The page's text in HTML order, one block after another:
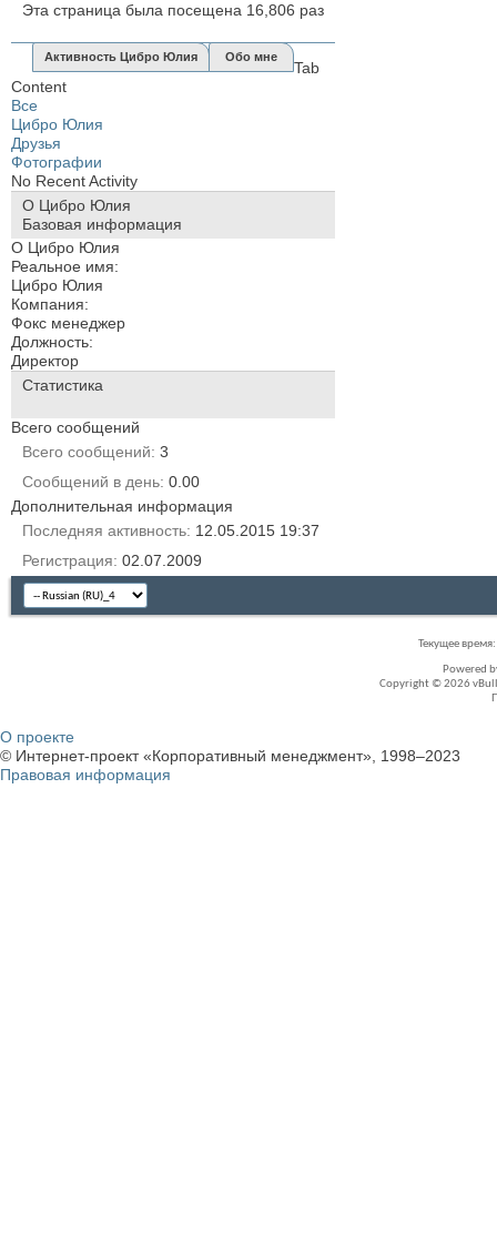
Эта страница была посещена 16,806 раз
Активность Цибро Юлия Обо мне
Tab
Content
Все
Цибро Юлия
Друзья
Фотографии
No Recent Activity
О Цибро Юлия
Базовая информация
О Цибро Юлия
Реальное имя:
Цибро Юлия
Компания:
Фокс менеджер
Должность:
Директор
Статистика
Всего сообщений
Всего сообщений 3
Сообщений в день 0.00
Дополнительная информация
Последняя активность 12.05.2015 19:37
Регистрация 02.07.2009
Текущее время:
Powered
Copyright © 2026
О проекте
© Интернет-проект «Корпоративный менеджмент», 1998–2023
Правовая информация